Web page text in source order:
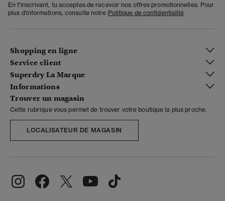
En t'inscrivant, tu acceptes de recevoir nos offres promotionnelles. Pour
plus d'informations, consulte notre Politique de confidentialité
Shopping en ligne
Service client
Superdry La Marque
Informations
Trouver un magasin
Cette rubrique vous permet de trouver votre boutique la plus proche.
LOCALISATEUR DE MAGASIN